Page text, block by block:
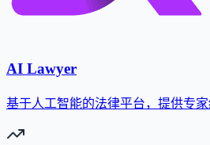
AI Lawyer
基于人工智能的法律平台，提供专